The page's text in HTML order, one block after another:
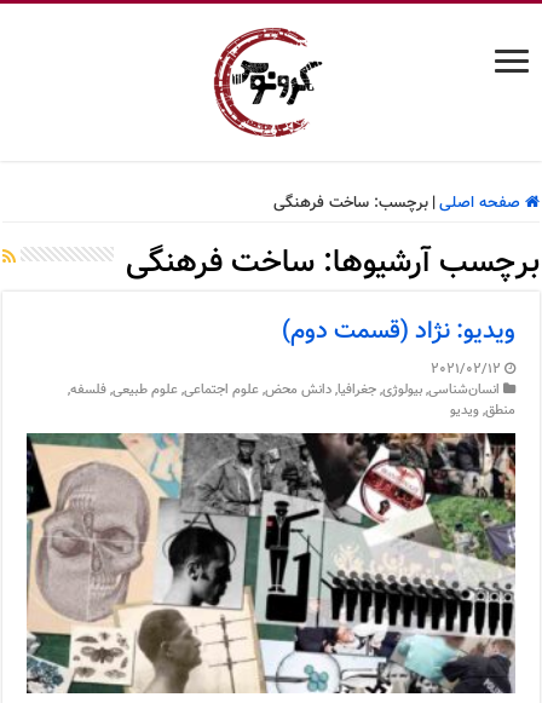
صفحه اصلی| برچسب:ساخت فرهنگی
برچسب آرشیوها:ساخت فرهنگی
ویدیو: نژاد (قسمت دوم)
2021/02/12
انسان‌شناسی,بیولوژی,جغرافیا,دانش محض,علوم اجتماعی,علوم طبیعی,فلسفه,
منطق,ویدیو